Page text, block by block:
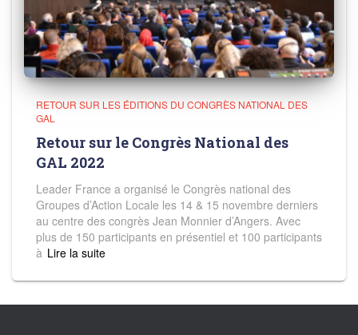
RETOUR SUR LES ÉDITIONS DU CONGRÈS NATIONAL DES
GAL
Retour sur le Congrès National des
GAL 2022
Leader France a organisé le Congrès national des
Groupes d’Action Locale les 14 & 15 novembre derniers
au centre des congrès Jean Monnier d’Angers. Avec
plus de 150 participants en présentiel et 100 participants
à Read more